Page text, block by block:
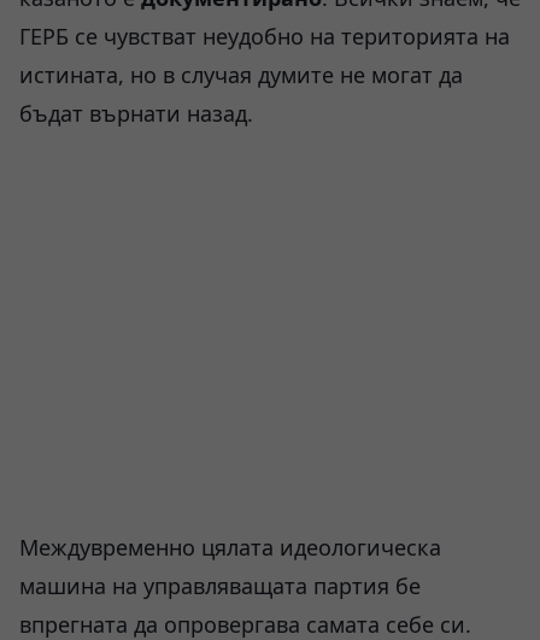
ГЕРБ се чувстват неудобно на територията на
истината, но в случая думите не могат да
бъдат върнати назад.
Междувременно цялата идеологическа
машина на управляващата партия бе
впрегната да опровергава самата себе си.